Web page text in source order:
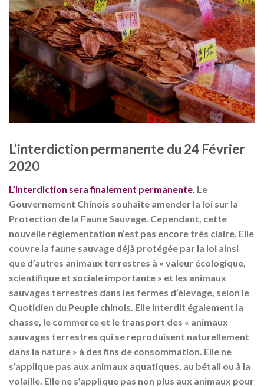
L’interdiction permanente du 24 Février
2020
L’interdiction sera finalement permanente. Le
Gouvernement Chinois souhaite amender la loi sur la
Protection de la Faune Sauvage. Cependant, cette
nouvelle réglementation n’est pas encore très claire. Elle
couvre la faune sauvage déjà protégée par la loi ainsi
que d’autres animaux terrestres à « valeur écologique,
scientifique et sociale importante » et les animaux
sauvages terrestres dans les fermes d’élevage, selon le
Quotidien du Peuple chinois. Elle interdit également la
chasse, le commerce et le transport des « animaux
sauvages terrestres qui se reproduisent naturellement
dans la nature » à des fins de consommation. Elle ne
s’applique pas aux animaux aquatiques, au bétail ou à la
volaille. Elle ne s’applique pas non plus aux animaux pour